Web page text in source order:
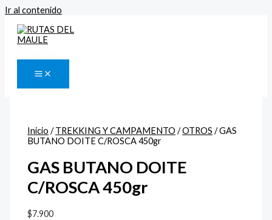
Ir al contenido
Inicio /TREKKING Y CAMPAMENTO /OTROS / GAS
BUTANO DOITE C/ROSCA 450gr
GAS BUTANO DOITE
C/ROSCA 450gr
$7.900